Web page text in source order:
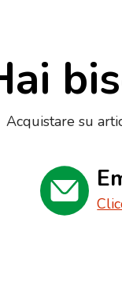
Acquistare su